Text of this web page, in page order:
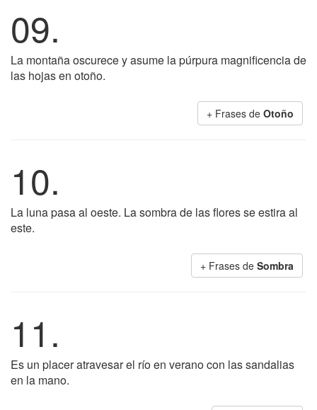
09.
La montaña oscurece y asume la púrpura magnificencia de
las hojas en otoño.
+ Frases de Otoño
10.
La luna pasa al oeste. La sombra de las flores se estira al
este.
+ Frases de Sombra
11.
Es un placer atravesar el río en verano con las sandalias
en la mano.